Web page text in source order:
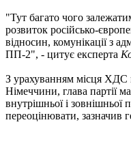
"Тут багато чого
розвиток російсько-
відносин, комунікації з
ПП-2", - цитує експерта
З урахуванням місця ХДС
Німеччини, глава партії
внутрішньої і зовнішньої
переоцінювати, зазначив